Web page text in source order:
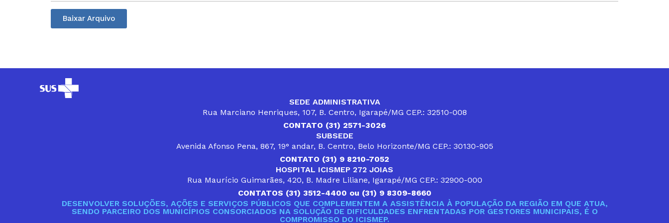
Baixar Arquivo
SEDE ADMINISTRATIVA
Rua Marciano Henriques, 107, B. Centro, Igarapé/MG CEP.: 32510-008
CONTATO (31) 2571-3026
SUBSEDE
Avenida Afonso Pena, 867, 19° andar, B. Centro, Belo Horizonte/MG CEP.: 30130-905
CONTATO (31) 9 8210-7052
HOSPITAL ICISMEP 272 JOIAS
Rua Maurício Guimarães, 420, B. Madre Liliane, Igarapé/MG CEP.: 32900-000
CONTATOS (31) 3512-4400 ou (31) 9 8309-8660
DESENVOLVER SOLUÇÕES, AÇÕES E SERVIÇOS PÚBLICOS QUE COMPLEMENTEM A ASSISTÊNCIA À POPULAÇÃO DA REGIÃO EM QUE ATUA,
SENDO PARCEIRO DOS MUNICÍPIOS CONSORCIADOS NA SOLUÇÃO DE DIFICULDADES ENFRENTADAS POR GESTORES MUNICIPAIS, É O
COMPROMISSO DO ICISMEP.